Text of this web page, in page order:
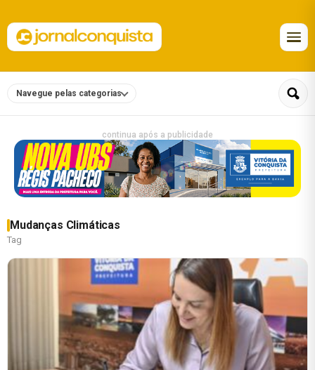
Navegue pelas categorias
continua após a publicidade
Mudanças Climáticas
Tag